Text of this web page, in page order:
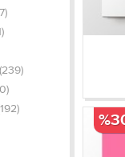
(239)